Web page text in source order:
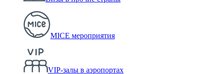
MICE мероприятия
VIP-залы в аэропортах